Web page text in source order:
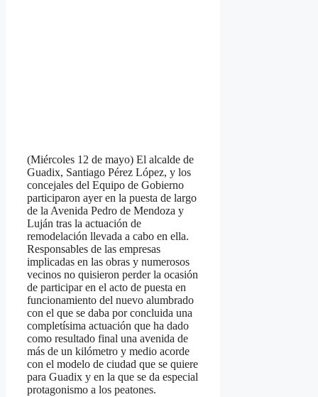
(Miércoles 12 de mayo) El alcalde de
Guadix, Santiago Pérez López, y los
concejales del Equipo de Gobierno
participaron ayer en la puesta de largo
de la Avenida Pedro de Mendoza y
Luján tras la actuación de
remodelación llevada a cabo en ella.
Responsables de las empresas
implicadas en las obras y numerosos
vecinos no quisieron perder la ocasión
de participar en el acto de puesta en
funcionamiento del nuevo alumbrado
con el que se daba por concluida una
completísima actuación que ha dado
como resultado final una avenida de
más de un kilómetro y medio acorde
con el modelo de ciudad que se quiere
para Guadix y en la que se da especial
protagonismo a los peatones.